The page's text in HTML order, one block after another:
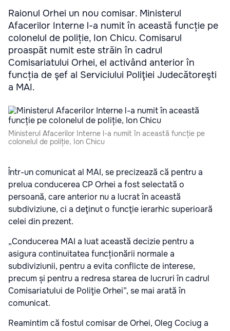
Raionul Orhei un nou comisar. Ministerul
Afacerilor Interne l-a numit în această funcție pe
colonelul de poliție, Ion Chicu. Comisarul
proaspăt numit este străin în cadrul
Comisariatului Orhei, el activând anterior în
funcția de şef al Serviciului Poliţiei Judecătoreşti
a MAI.
Ministerul Afacerilor Interne l-a numit în această funcție pe
colonelul de poliție, Ion Chicu
Într-un comunicat al MAI, se precizează că pentru a
prelua conducerea CP Orhei a fost selectată o
persoană, care anterior nu a lucrat în această
subdiviziune, ci a deţinut o funcţie ierarhic superioară
celei din prezent.
„Conducerea MAI a luat această decizie pentru a
asigura continuitatea funcționării normale a
subdiviziunii, pentru a evita conflicte de interese,
precum și pentru a redresa starea de lucruri în cadrul
Comisariatului de Poliţie Orhei”, se mai arată în
comunicat.
Reamintim că fostul comisar de Orhei, Oleg Cociug a